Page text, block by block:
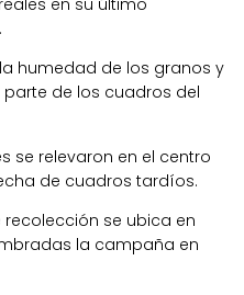
en su último
humedad de los granos y
de los cuadros del
se relevaron en el centro
de cuadros tardíos.
recolección se ubica en
la campaña en